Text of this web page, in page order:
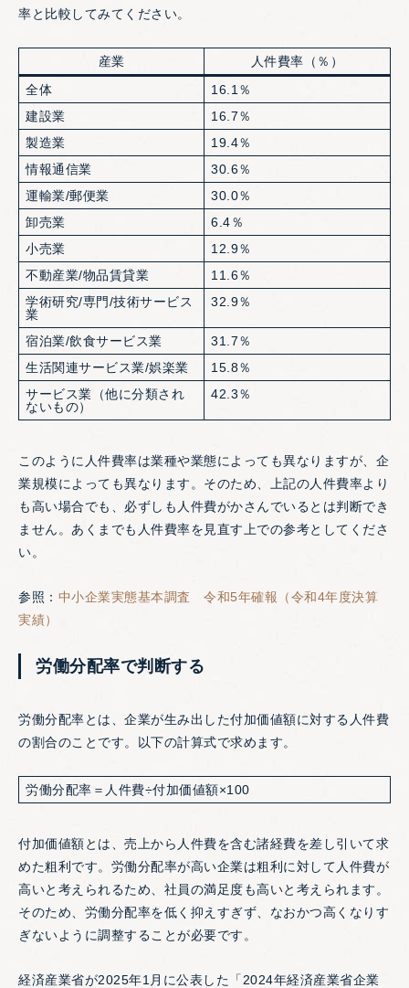
率と比較してみてください。
産業
人件費率（％）
全体
16.1％
建設業
16.7％
製造業
19.4％
情報通信業
30.6％
運輸業/郵便業
30.0％
卸売業
6.4％
小売業
12.9％
不動産業/物品賃貸業
11.6％
学術研究/専門/技術サービス
業
32.9％
宿泊業/飲食サービス業
31.7％
生活関連サービス業/娯楽業
15.8％
サービス業（他に分類され
ないもの）
42.3％
このように人件費率は業種や業態によっても異なりますが、企
業規模によっても異なります。そのため、上記の人件費率より
も高い場合でも、必ずしも人件費がかさんでいるとは判断でき
ません。あくまでも人件費率を見直す上での参考としてくださ
い。
参照： 中小企業実態基本調査 令和5年確報（令和4年度決算
実績）
労働分配率で判断する
労働分配率とは、企業が生み出した付加価値額に対する人件費
の割合のことです。以下の計算式で求めます。
労働分配率＝人件費÷付加価値額×100
付加価値額とは、売上から人件費を含む諸経費を差し引いて求
めた粗利です。労働分配率が高い企業は粗利に対して人件費が
高いと考えられるため、社員の満足度も高いと考えられます。
そのため、労働分配率を低く抑えすぎず、なおかつ高くなりす
ぎないように調整することが必要です。
経済産業省が2025年1月に公表した「2024年経済産業省企業